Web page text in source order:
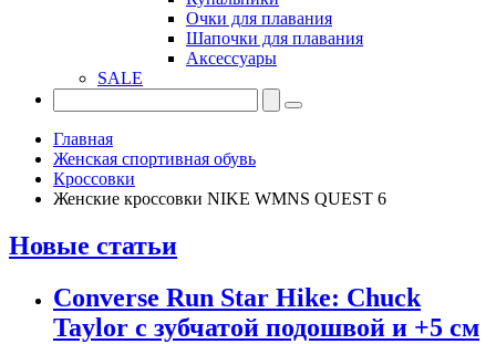
Очки для плавания
Шапочки для плавания
Аксессуары
SALE
Главная
Женская спортивная обувь
Кроссовки
Женские кроссовки NIKE WMNS QUEST 6
Новые статьи
Converse Run Star Hike: Chuck
Taylor с зубчатой подошвой и +5 см